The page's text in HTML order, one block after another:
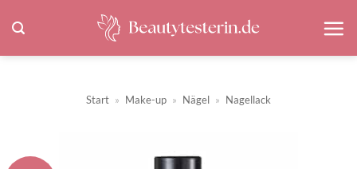
Inhalt
springen
Start » Make-up » Nägel » Nagellack